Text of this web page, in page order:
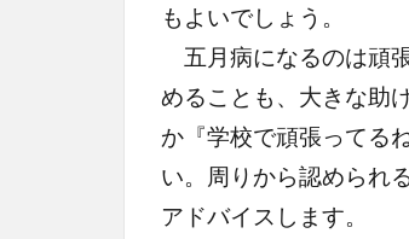
もよいでしょう。
五月病になるのは頑
めることも、大きな助
か『学校で頑張ってる
い。周りから認められ
アドバイスします。